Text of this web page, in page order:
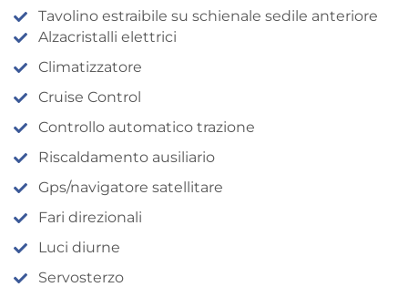
Tavolino estraibile su schienale sedile anteriore
Alzacristalli elettrici
Climatizzatore
Cruise Control
Controllo automatico trazione
Riscaldamento ausiliario
Gps/navigatore satellitare
Fari direzionali
Luci diurne
Servosterzo